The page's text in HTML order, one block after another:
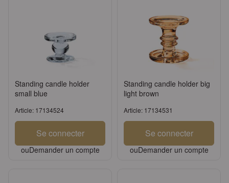
Standing candle holder
small blue
Article: 17134524
Se connecter
ouDemander un compte
Standing candle holder big
light brown
Article: 17134531
Se connecter
ouDemander un compte